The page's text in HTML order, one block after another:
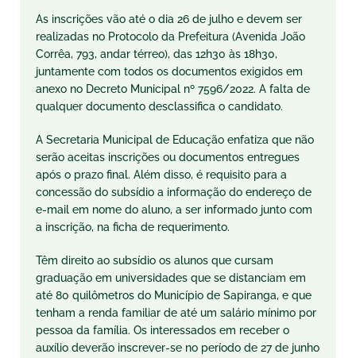
As inscrições vão até o dia 26 de julho e devem ser
realizadas no Protocolo da Prefeitura (Avenida João
Corrêa, 793, andar térreo), das 12h30 às 18h30,
juntamente com todos os documentos exigidos em
anexo no Decreto Municipal nº 7596/2022. A falta de
qualquer documento desclassifica o candidato.
A Secretaria Municipal de Educação enfatiza que não
serão aceitas inscrições ou documentos entregues
após o prazo final. Além disso, é requisito para a
concessão do subsídio a informação do endereço de
e-mail em nome do aluno, a ser informado junto com
a inscrição, na ficha de requerimento.
Têm direito ao subsídio os alunos que cursam
graduação em universidades que se distanciam em
até 80 quilômetros do Município de Sapiranga, e que
tenham a renda familiar de até um salário mínimo por
pessoa da família. Os interessados em receber o
auxílio deverão inscrever-se no período de 27 de junho